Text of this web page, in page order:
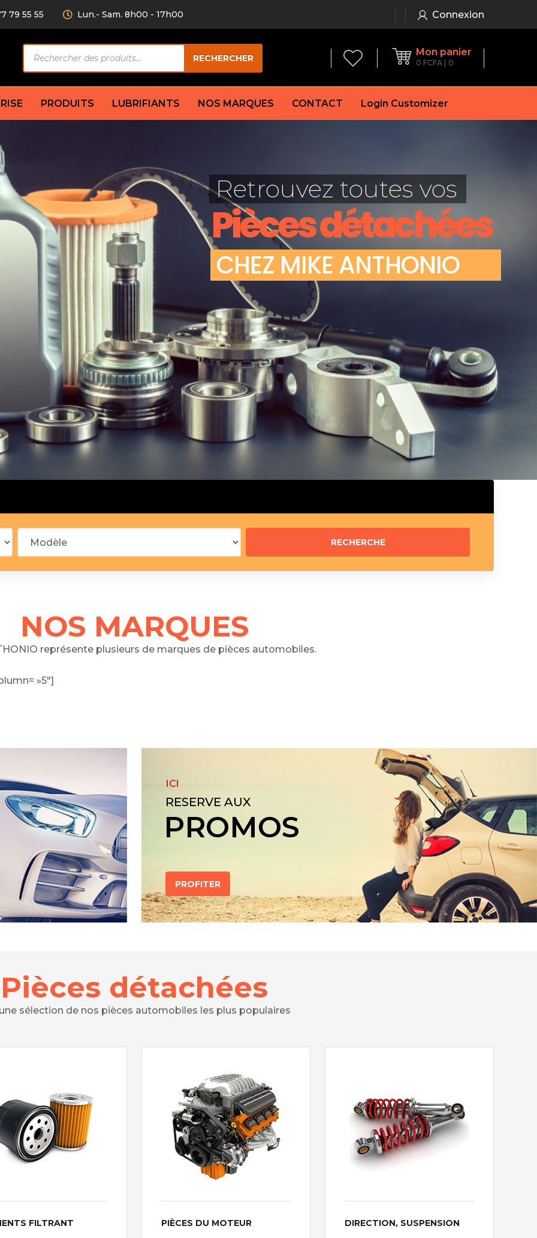
79 55 55 Lun.- Sam. 8h00 - 17h00 Connexion
de
produits
RECHERCHER
Mon panier
0 FCFA 0
AV/AR
amortisseur
Compresseur
Condenseur
Électrovanne
Évaporateur
Mano
Thermostat d’eau
Sonde de température
Garniture
Flexible de frein
Huile de frein
Mâchoires de frein
Jeu de plaquettes de frein
Démarreur
Feu arrière
principal
fusée
distribution
Débitmètre d’aire
Filtre à aire
Filtre à essence
Filtre à huile
Filtre à gasoil
Silencieux arrière
Silencieux central
Butée élastique de silencieux
Raccord de tuyau d’échappement
PRODUITS LUBRIFIANTS NOS MARQUES CONTACT Login Customizer
Pièces détachées
CHEZ MIKEANTHONIO
Retrouvez toutes vos
NOS MARQUES
représente plusieurs de marques de pièces automobiles.
»5″]
ICI
RESERVE AUX
PROMOS
PROFITER
Pièces détachées
sélection de nos pièces automobiles les plus populaires
FILTRANT PIÈCES DU MOTEUR DIRECTION, SUSPENSION